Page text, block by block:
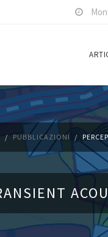
PUBBLICAZIONI